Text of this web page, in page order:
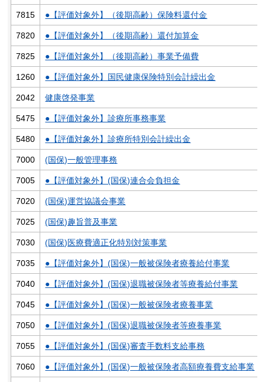
7815 ●【評価対象外】（後期高齢）保険料還付金
7820 ●【評価対象外】（後期高齢）還付加算金
7825 ●【評価対象外】（後期高齢）事業予備費
1260 ●【評価対象外】国民健康保険特別会計繰出金
2042 健康啓発事業
5475 ●【評価対象外】診療所事務事業
5480 ●【評価対象外】診療所特別会計繰出金
7000 (国保)一般管理事務
7005 ●【評価対象外】(国保)連合会負担金
7020 (国保)運営協議会事業
7025 (国保)趣旨普及事業
7030 (国保)医療費適正化特別対策事業
7035 ●【評価対象外】(国保)一般被保険者療養給付事業
7040 ●【評価対象外】(国保)退職被保険者等療養給付事業
7045 ●【評価対象外】(国保)一般被保険者療養事業
7050 ●【評価対象外】(国保)退職被保険者等療養事業
7055 ●【評価対象外】(国保)審査手数料支給事務
7060 ●【評価対象外】(国保)一般被保険者高額療養費支給事業